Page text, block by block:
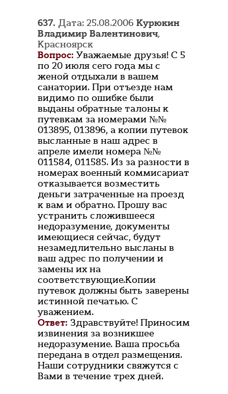
637. Дата: 25.08.2006 Курюкин
Владимир Валентинович,
Красноярск
Вопрос: Уважаемые друзья! С 5
по 20 июля сего года мы с
женой отдыхали в вашем
санатории. При отъезде нам
видимо по ошибке были
выданы обратные талоны к
путевкам за номерами №№
013895, 013896, а копии путевок
высланные в наш адрес в
апреле имели номера №№
011584, 011585. Из за разности в
номерах военный коммисариат
отказывается возместить
деньги затраченные на проезд
к вам и обратно. Прошу вас
устранить сложившееся
недоразумение, документы
имеющиеся сейчас, будут
незамедлительно высланы в
ваш адрес по получении и
замены их на
соответствующие.Копии
путевок должны быть заверены
истинной печатью. С
уважением.
Ответ: Здравствуйте! Приносим
извинения за возникшее
недоразумение. Ваша просьба
передана в отдел размещения.
Наши сотрудники свяжутся с
Вами в течение трех дней.